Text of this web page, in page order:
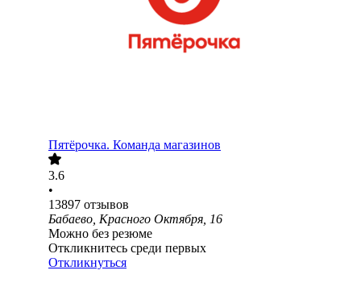
Пятёрочка. Команда магазинов
3.6
•
13897 отзывов
Бабаево, Красного Октября, 16
Можно без резюме
Откликнитесь среди первых
Откликнуться